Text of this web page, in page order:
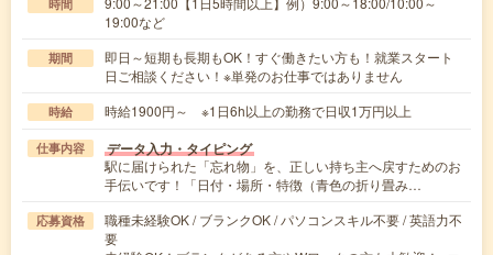
時間
19:00など
期間
即日～短期も長期もOK！すぐ働きたい方も！就業スタート
日ご相談ください！※単発のお仕事ではありません
時給 時給1900円～ ※1日6h以上の勤務で日収1万円以上
仕事内容 データ入力・タイピング
駅に届けられた「忘れ物」を、正しい持ち主へ戻すためのお
手伝いです！「日付・場所・特徴（青色の折り畳み…
応募資格
職種未経験OK / ブランクOK / パソコンスキル不要 / 英語力不
要